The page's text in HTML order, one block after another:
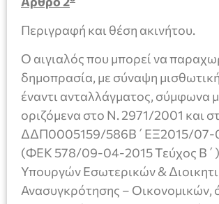
Περιγραφή και θέση ακινήτου.
Ο αιγιαλός που μπορεί να
δημοπρασία, με σύναψη
έναντι ανταλλάγματος, σύμφωνα
οριζόμενα στο Ν. 2971/2001 και
ΔΔΠ0005159/586Β΄ΕΞ2015/07-
(ΦΕΚ 578/09-04-2015 Τεύχος
Υπουργών Εσωτερικών &
Ανασυγκρότησης – Οικονομικών,